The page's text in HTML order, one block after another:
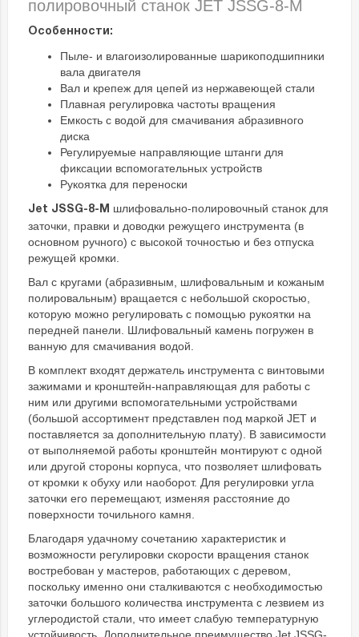
полировочный станок JET JSSG-8-M
Особенности:
Пыле- и влагоизолированные шарикоподшипники
вала двигателя
Вал и крепеж для цепей из нержавеющей стали
Плавная регулировка частоты вращения
Емкость с водой для смачивания абразивного
диска
Регулируемые направляющие штанги для
фиксации вспомогательных устройств
Рукоятка для переноски
Jet JSSG-8-M
шлифовально-полировочный станок для
заточки, правки и доводки режущего инструмента (в
основном ручного) с высокой точностью и без отпуска
режущей кромки.
Вал с кругами (абразивным, шлифовальным и кожаным
полировальным) вращается с небольшой скоростью,
которую можно регулировать с помощью рукоятки на
передней панели. Шлифовальный камень погружен в
ванную для смачивания водой.
В комплект входят держатель инструмента с винтовыми
зажимами и кронштейн-направляющая для работы с
ним или другими вспомогательными устройствами
(большой ассортимент представлен под маркой JET и
поставляется за дополнительную плату). В зависимости
от выполняемой работы кронштейн монтируют с одной
или другой стороны корпуса, что позволяет шлифовать
от кромки к обуху или наоборот. Для регулировки угла
заточки его перемещают, изменяя расстояние до
поверхности точильного камня.
Благодаря удачному сочетанию характеристик и
возможности регулировки скорости вращения станок
востребован у мастеров, работающих с деревом,
поскольку именно они сталкиваются с необходимостью
заточки большого количества инструмента с лезвием из
углеродистой стали, что имеет слабую температурную